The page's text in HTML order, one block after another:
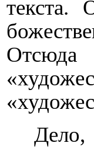
текста.
Дело,